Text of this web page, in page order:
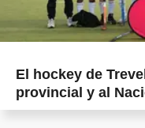
El hockey de
provincial y al